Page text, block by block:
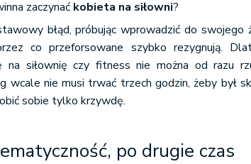
zaczynać kobieta na siłowni?
błąd, próbując wprowadzić do swojego
co przeforsowane szybko rezygnują.
na siłownię czy fitness nie można od razu
wcale nie musi trwać trzech godzin, żeby był
sobie tylko krzywdę.
po drugie czas